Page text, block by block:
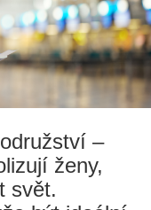
–
ženy,
svět.